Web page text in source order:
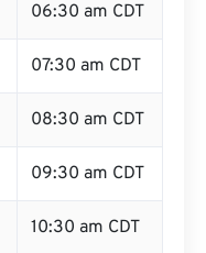
06:30 am CDT
07:30 am CDT
08:30 am CDT
09:30 am CDT
10:30 am CDT